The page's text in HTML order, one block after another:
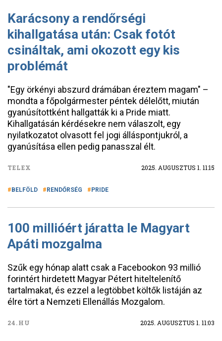
Karácsony a rendőrségi
kihallgatása után: Csak fotót
csináltak, ami okozott egy kis
problémát
"Egy örkényi abszurd drámában éreztem magam" –
mondta a főpolgármester péntek délelőtt, miután
gyanúsítottként hallgatták ki a Pride miatt.
Kihallgatásán kérdésekre nem válaszolt, egy
nyilatkozatot olvasott fel jogi álláspontjukról, a
gyanúsítása ellen pedig panasszal élt.
TELEX 2025. AUGUSZTUS 1. 11:15
BELFÖLD RENDŐRSÉG PRIDE
100 millióért járatta le Magyart
Apáti mozgalma
Szűk egy hónap alatt csak a Facebookon 93 millió
forintért hirdetett Magyar Pétert hiteltelenítő
tartalmakat, és ezzel a legtöbbet költők listáján az
élre tört a Nemzeti Ellenállás Mozgalom.
24.HU 2025. AUGUSZTUS 1. 11:03